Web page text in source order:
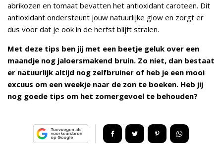
abrikozen en tomaat bevatten het antioxidant caroteen. Dit
antioxidant ondersteunt jouw natuurlijke glow en zorgt er
dus voor dat je ook in de herfst blijft stralen.
Met deze tips ben jij met een beetje geluk over een
maandje nog jaloersmakend bruin. Zo niet, dan bestaat
er natuurlijk altijd nog zelfbruiner of heb je een mooi
excuus om een weekje naar de zon te boeken. Heb jij
nog goede tips om het zomergevoel te behouden?